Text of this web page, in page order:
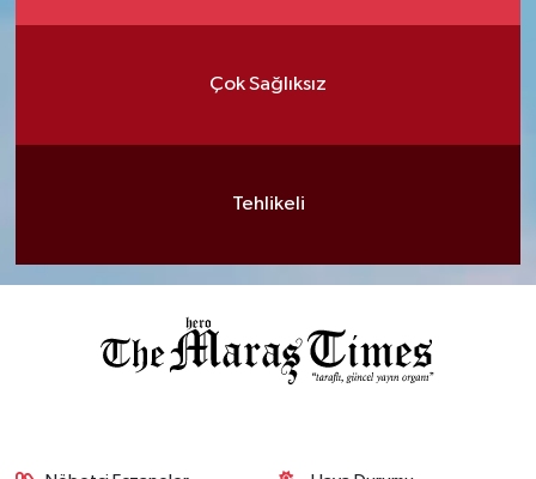
Çok Sağlıksız
Tehlikeli